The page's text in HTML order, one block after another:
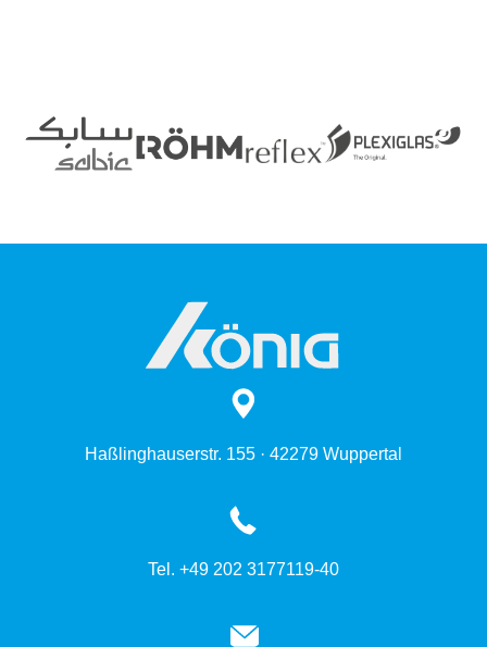
Haßlinghauserstr. 155 · 42279 Wuppertal
Tel. +49 202 3177119-40